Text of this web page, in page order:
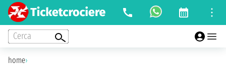
Cerca
home›